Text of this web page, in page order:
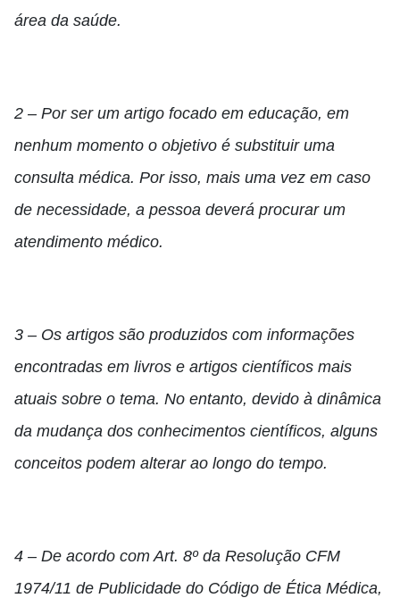
área da saúde.
2 – Por ser um artigo focado em educação, em
nenhum momento o objetivo é substituir uma
consulta médica. Por isso, mais uma vez em caso
de necessidade, a pessoa deverá procurar um
atendimento médico.
3 – Os artigos são produzidos com informações
encontradas em livros e artigos científicos mais
atuais sobre o tema. No entanto, devido à dinâmica
da mudança dos conhecimentos científicos, alguns
conceitos podem alterar ao longo do tempo.
4 – De acordo com Art. 8º da Resolução CFM
1974/11 de Publicidade do Código de Ética Médica,